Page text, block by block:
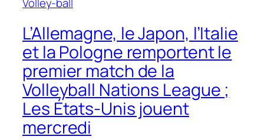
L’Allemagne, le Japon, l’Italie
et la Pologne remportent le
premier match de la
Volleyball Nations League ;
Les États-Unis jouent
mercredi